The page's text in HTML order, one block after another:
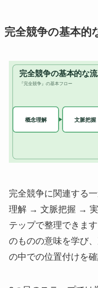
完全競争の基本的
完全競争に関連する
理解 → 文脈把握 →
テップで整理できま
のものの意味を学び
の中での位置付けを確